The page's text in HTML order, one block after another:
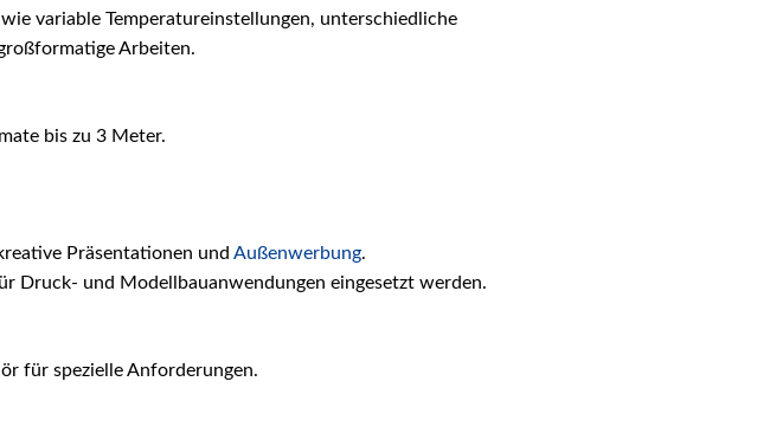
variable Temperatureinstellungen, unterschiedliche
Arbeiten​.
bis zu 3 Meter.
Präsentationen und Außenwerbung.
Druck- und Modellbauanwendungen eingesetzt werden​.
für spezielle Anforderungen.